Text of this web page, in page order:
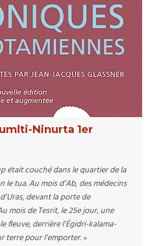
Ninurta 1er
était couché dans le quartier de la
le tua. Au mois d’Ab, des médecins
devant la porte de
mois de Tesrit, le 25e jour, une
fleuve, derrière l’Égidri-kalama-
terre pour l’emporter. »